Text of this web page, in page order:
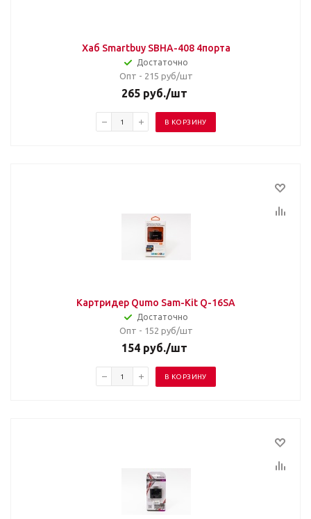
Хаб Smartbuy SBHA-408 4порта
Достаточно
Опт - 215 руб/шт
265 руб./шт
В КОРЗИНУ
Картридер Qumo Sam-Kit Q-16SA
Достаточно
Опт - 152 руб/шт
154 руб./шт
В КОРЗИНУ